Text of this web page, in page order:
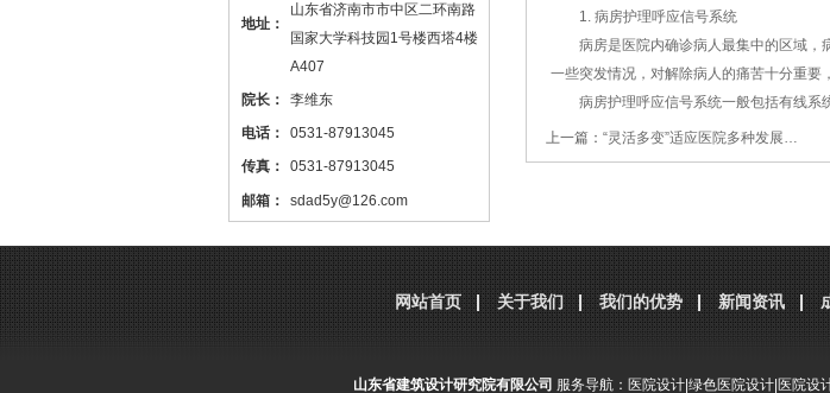
地址：
山东省济南市市中区二环南路
国家大学科技园1号楼西塔4楼
A407
院长：
李维东
电话：
0531-87913045
传真：
0531-87913045
邮箱：
sdad5y@126.com
设计 ，本站网址
http://www.sdjzsj5y.com
，转载请标明出处！
1. 病房护理呼应信号系统
病房是医院内确诊病人最集中的区域，
一些突发情况，对解除病人的痛苦十分重要
病房护理呼应信号系统一般包括有线系
不便，一般不推荐使用，故目前应用较多的
有电磁干扰或须防电磁干扰的病区内不宜
呼应信号系统主要有主机、呼叫分机、信
（1）随时接受患者呼叫，护士站及走廊
患者呼叫时护士站应有明显的声、光提
（2）允许多路同时呼叫，对呼叫者逐一
（4）对医护人员未作临床处理的患者呼
上一篇： “灵活多变”适应医院多种发展…
网站首页 关于我们 我们的优势 新闻资讯
山东省建筑设计研究院有限公司 服务导航： 医院设计 绿色医院设计 医院设